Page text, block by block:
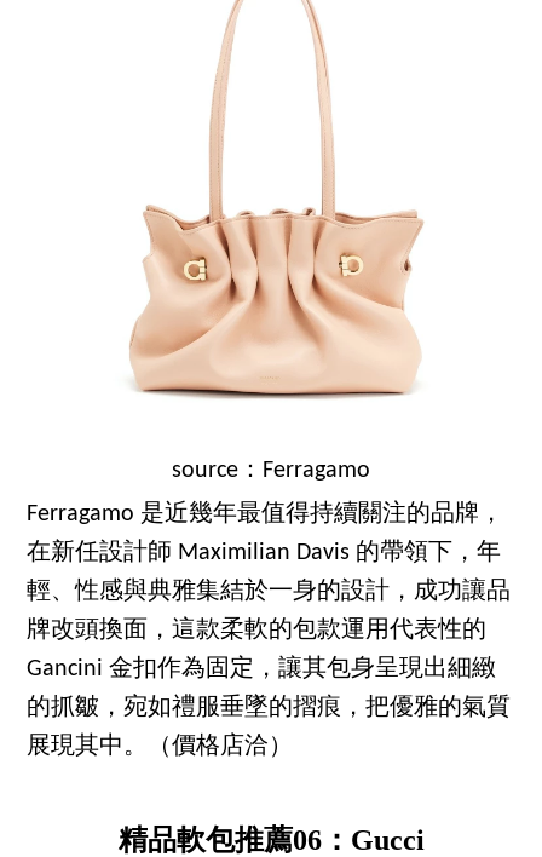
source：Ferragamo
Ferragamo 是近幾年最值得持續關注的品牌，
在新任設計師 Maximilian Davis 的帶領下，年
輕、性感與典雅集結於一身的設計，成功讓品
牌改頭換面，這款柔軟的包款運用代表性的
Gancini 金扣作為固定，讓其包身呈現出細緻
的抓皺，宛如禮服垂墜的摺痕，把優雅的氣質
展現其中。（價格店洽）
精品軟包推薦06：Gucci